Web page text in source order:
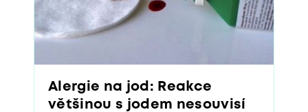
Alergie na jod: Reakce
většinou s jodem nesouvisí